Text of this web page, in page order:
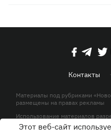
Контакты
Материалы под рубриками
размещены на правах рекламы
Использование материалов
активной гиперссылки на KP.UA
Этот веб-сайт